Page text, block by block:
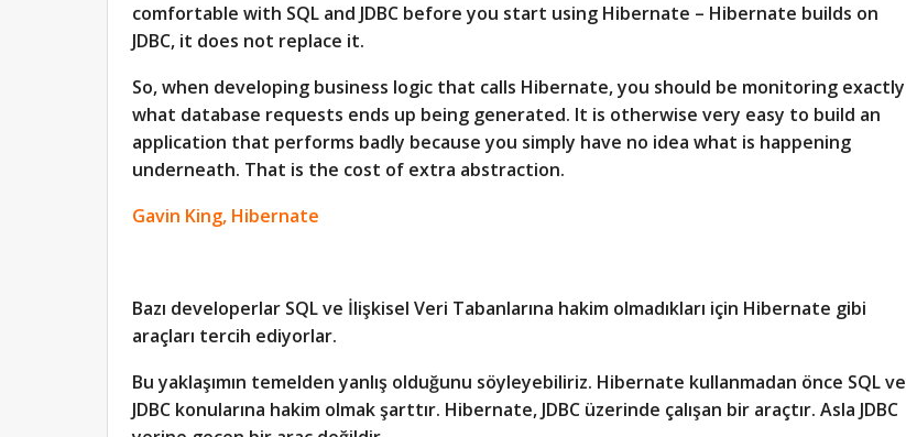
comfortable with SQL and JDBC before you start using Hibernate – Hibernate builds on
JDBC, it does not replace it.
So, when developing business logic that calls Hibernate, you should be monitoring exactly
what database requests ends up being generated. It is otherwise very easy to build an
application that performs badly because you simply have no idea what is happening
underneath. That is the cost of extra abstraction.
Gavin King, Hibernate
Bazı developerlar SQL ve İlişkisel Veri Tabanlarına hakim olmadıkları için Hibernate gibi
araçları tercih ediyorlar.
Bu yaklaşımın temelden yanlış olduğunu söyleyebiliriz. Hibernate kullanmadan önce SQL ve
JDBC konularına hakim olmak şarttır. Hibernate, JDBC üzerinde çalışan bir araçtır. Asla JDBC